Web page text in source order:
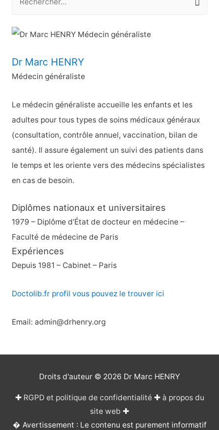
c
e
r
h
e
r
:
Dr Marc HENRY
Médecin généraliste
Le médecin généraliste accueille les enfants et les
adultes pour tous types de soins médicaux généraux
(consultation, contrôle annuel, vaccination, bilan de
santé). Il assure également un suivi des patients dans
le temps et les oriente vers des médecins spécialistes
en cas de besoin.
Diplômes nationaux et universitaires
1979 – Diplôme d’État de docteur en médecine –
Faculté de médecine de Paris
Expériences
Depuis 1981 – Cabinet – Paris
Doctolib.fr profil vous pouvez le trouver ici
Email: admin@drhenry.org
Droits d'auteur © 2026 Dr Marc HENRY
✚ RGPD et politique de confidentialité✚ à propos du
site web ✚
� Avertissement : Le contenu est purement informatif